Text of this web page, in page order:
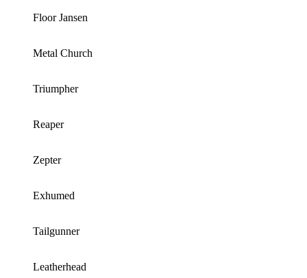
Floor Jansen
Metal Church
Triumpher
Reaper
Zepter
Exhumed
Tailgunner
Leatherhead